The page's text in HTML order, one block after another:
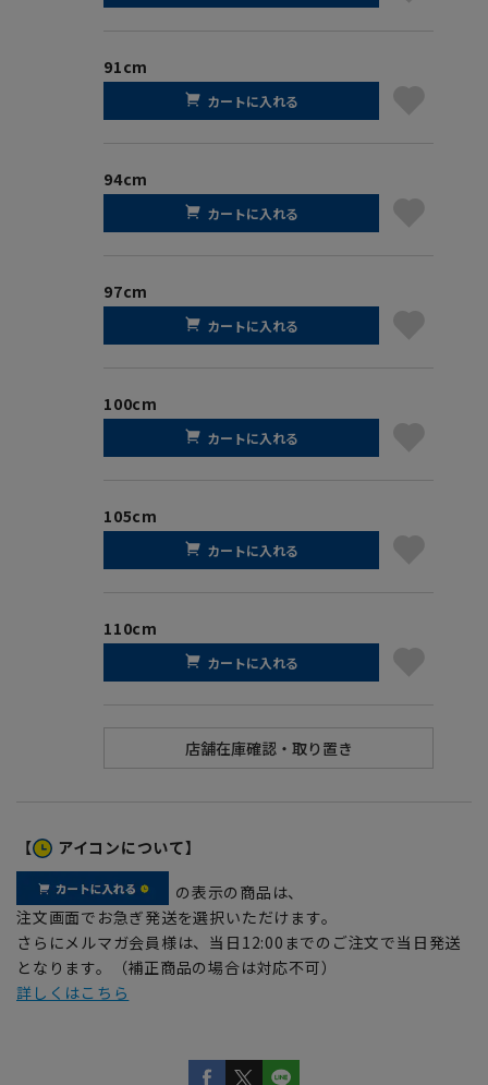
91cm
カートに入れる
94cm
カートに入れる
97cm
カートに入れる
100cm
カートに入れる
105cm
カートに入れる
110cm
カートに入れる
【 アイコンについて】
の表示の商品は、
注文画面でお急ぎ発送を選択いただけます。
さらにメルマガ会員様は、当日12:00までのご注文で当日発送
となります。（補正商品の場合は対応不可）
詳しくはこちら